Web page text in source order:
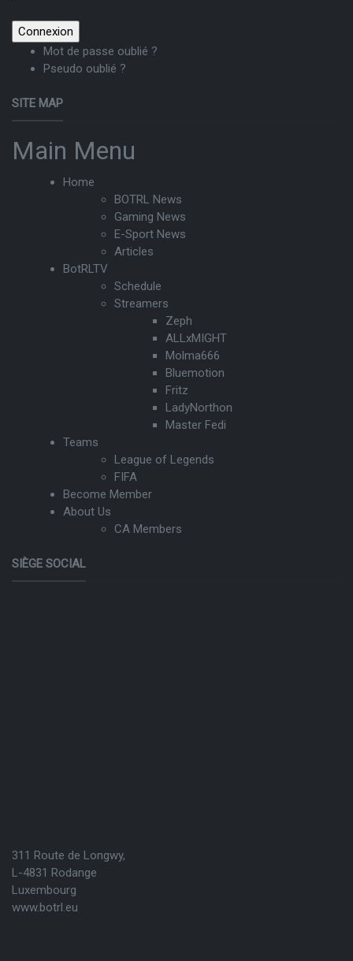
Mot de passe oublié ?
Pseudo oublié ?
SITE MAP
Main Menu
Home
BOTRL News
Gaming News
E-Sport News
Articles
BotRLTV
Schedule
Streamers
Zeph
ALLxMIGHT
Molma666
Bluemotion
Fritz
LadyNorthon
Master Fedi
Teams
League of Legends
FIFA
Become Member
About Us
CA Members
SIÈGE SOCIAL
311 Route de Longwy,
L-4831 Rodange
Luxembourg
www.botrl.eu